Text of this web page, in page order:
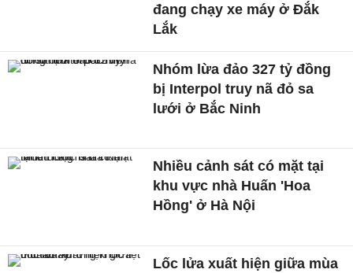
đang chạy xe máy ở Đắk
Lắk
Nhóm lừa đảo 327 tỷ đồng
bị Interpol truy nã đỏ sa
lưới ở Bắc Ninh
Nhiều cảnh sát có mặt tại
khu vực nhà Huấn 'Hoa
Hồng' ở Hà Nội
Lốc lửa xuất hiện giữa mùa